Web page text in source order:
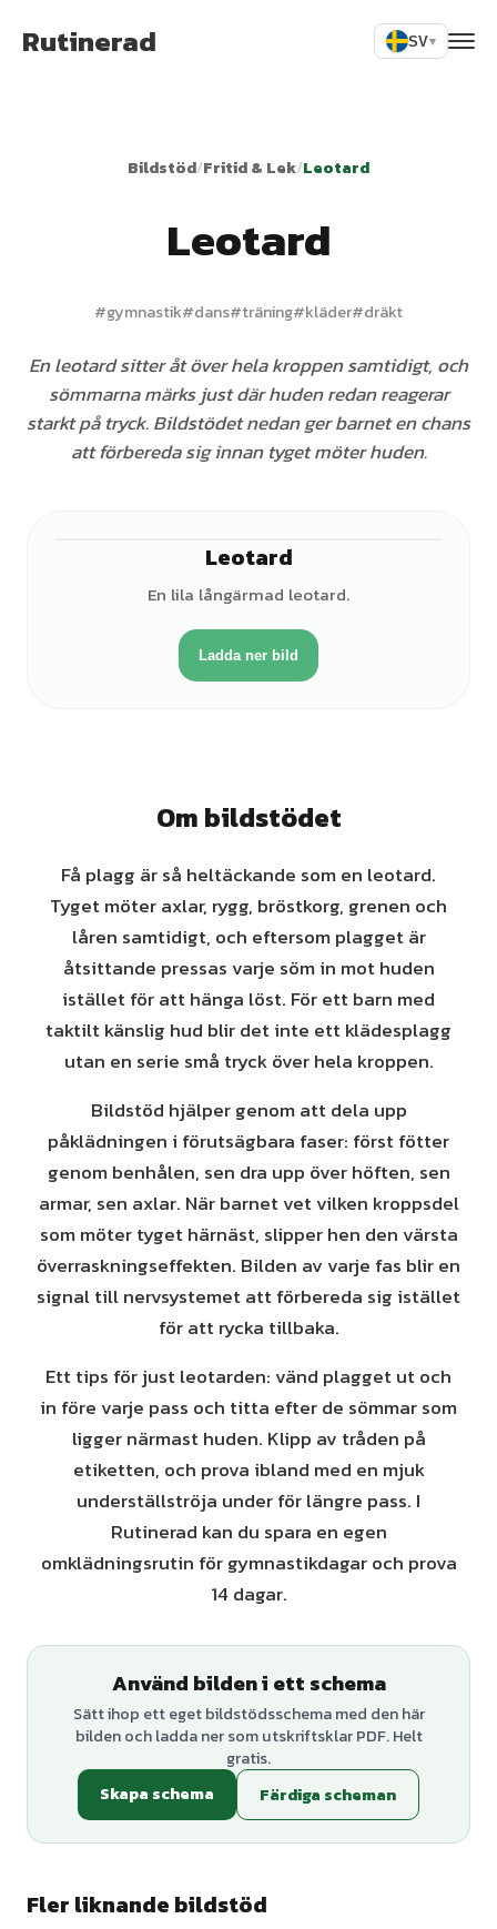
Rutinerad SV▾
Bildstöd/Fritid & Lek/Leotard
Leotard
#gymnastik#dans#träning#kläder#dräkt
En leotard sitter åt över hela kroppen samtidigt, och
sömmarna märks just där huden redan reagerar
starkt på tryck. Bildstödet nedan ger barnet en chans
att förbereda sig innan tyget möter huden.
Leotard
En lila långärmad leotard.
Ladda ner bild
Om bildstödet
Få plagg är så heltäckande som en leotard.
Tyget möter axlar, rygg, bröstkorg, grenen och
låren samtidigt, och eftersom plagget är
åtsittande pressas varje söm in mot huden
istället för att hänga löst. För ett barn med
taktilt känslig hud blir det inte ett klädesplagg
utan en serie små tryck över hela kroppen.
Bildstöd hjälper genom att dela upp
påklädningen i förutsägbara faser: först fötter
genom benhålen, sen dra upp över höften, sen
armar, sen axlar. När barnet vet vilken kroppsdel
som möter tyget härnäst, slipper hen den värsta
överraskningseffekten. Bilden av varje fas blir en
signal till nervsystemet att förbereda sig istället
för att rycka tillbaka.
Ett tips för just leotarden: vänd plagget ut och
in före varje pass och titta efter de sömmar som
ligger närmast huden. Klipp av tråden på
etiketten, och prova ibland med en mjuk
underställströja under för längre pass. I
Rutinerad kan du spara en egen
omklädningsrutin för gymnastikdagar och prova
14 dagar.
Använd bilden i ett schema
Sätt ihop ett eget bildstödsschema med den här
bilden och ladda ner som utskriftsklar PDF. Helt
gratis.
Skapa schema
Färdiga scheman
Fler liknande bildstöd